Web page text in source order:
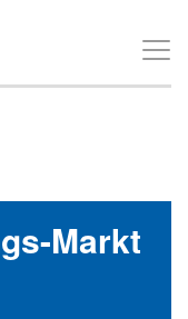
T
o
e
Markt